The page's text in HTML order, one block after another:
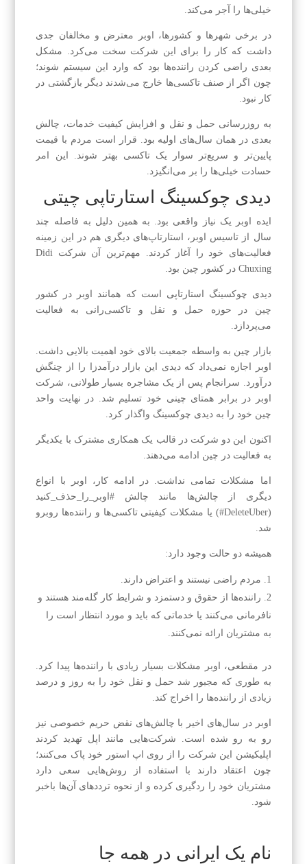
خیلی‌ها را آجر می‌کند.
در برخی شهرها و کشورها، اوبر معترض و مخالفان جدی
داشت که کار را برای این شرکت سخت می‌کرد. مشکل
بعدی راضی کردن راننده‌‌ها بود که وارد این سیستم شوند؛
چون اگر از صنف تاکسی‌‌ها خارج می‌‌شدند دیگر بازگشتی در
کار نبود.
به‌ روزرسانی حمل و نقل و افزایش کیفیت خدمات، چالش
بعدی در همان سال‌‌های اولیه بود. قرار است مردم با قیمت
پایین‌‌تر و سریع‌‌تر سوار یک تاکسی بهتر شوند. این امر
حسادت خیلی‌ها را بر می‌انگیزد.
دیدی چوکسینگ استارتاپی چیتی
ایده اوبر یک نیاز واقعی بود. به همین دلیل به فاصله چند
سال از تاسیس اوبر، استارتاپ‌‌های دیگری هم در این زمینه
فعالیت‌های خود را آغاز کردند. مهم‌‌ترین‌ آن شرکت Didi
Chuxing در کشور چین بود.
دیدی چوکسینگ استارتاپی است که همانند اوبر در کشور
چین در حوزه حمل‌ و نقل و تاکسی‌‌رانی به فعالیت
می‌پردازد.
بازار چین به واسطه جمعیت بالای خود اهمیت بالایی داشت.
اوبر اجازه نمی‌داد که دیدی این بازار درآمدزا را از چنگش
درآورد. سرانجام پس از یک مشاجره بسیار طولانی، شرکت
اوبر در برابر همتای چینی خود تسلیم شد. در نهایت واحد
چین خود را به دیدی چوکسینگ واگذار کرد.
اکنون این دو شرکت در قالب یک همکاری مشترک با یکدیگر
به فعالیت در چین ادامه می‌‌دهند.
اما مشکلات تمامی نداشت. در ادامه کار، اوبر با انواع
دیگری از چالش‌ها مانند چالش #اوبر_را_حذف_کنید
(DeleteUber#) یا مشکلات کیفیتی تاکسی‌ها و راننده‌ها روبرو
شد.
همیشه دو حالت وجود دارد:
مردم راضی نیستند و اعتراض دارند.
راننده‌‌ها از حقوق و دستمزد و شرایط کار گله‌‌مند هستند و
نافرمانی می‌‌کنند یا خدماتی که باید و مورد انتظار است را
به مشتریان ارائه نمی‌‌کنند.
در مقطعی، اوبر مشکلات بسیار زیادی با راننده‌‌ها پیدا کرد.
به طوری که مجبور شد حمل و نقل خود را به‌ روز و درصد
زیادی از راننده‌ها را اخراج کند.
اوبر در سال‌های اخیر با چالش‌‌های نقض حریم خصوصی نیز
رو به رو شده است. شرکت‌‌هایی مانند اپل تهدید کردند
اپلیکیشن این شرکت را از روی اپ‌ استور خود پاک می‌‌کنند؛
چون اعتقاد دارند با استفاده از روش‌‌هایی سعی دارد
مشتریان خود را ردگیری کرده و از نحوه ترددهای آن‌ها باخبر
شود.
نام یک ایرانی در همه جا